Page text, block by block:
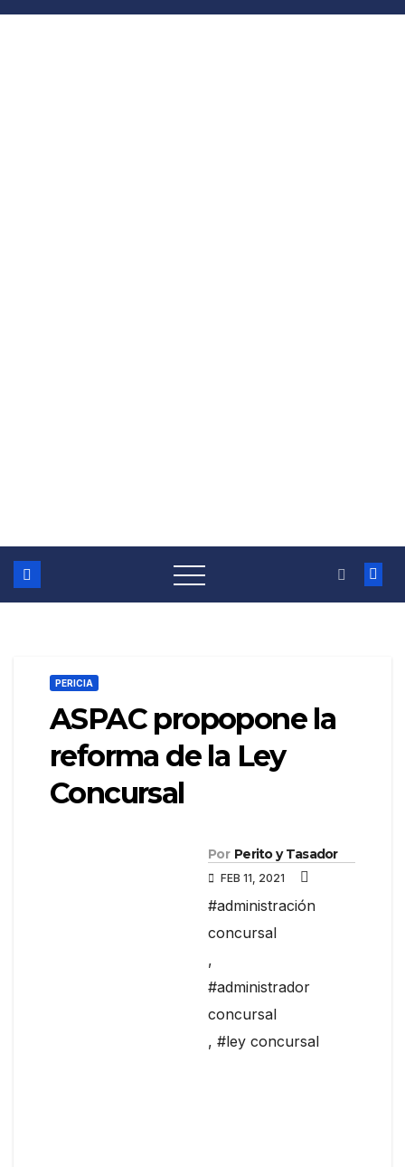
Saltar
PERICIA
ASPAC propopone la
reforma de la Ley
Concursal
Por Perito y Tasador
FEB 11, 2021
#administración
concursal
,
#administrador
concursal
, #ley concursal